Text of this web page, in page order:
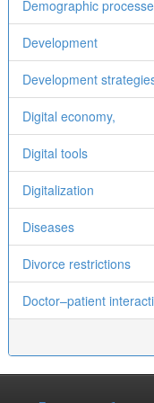
Demographic
Development
Development
Digital economy,
Digital tools
Digitalization
Diseases
Divorce restrictions
Doctor–patient